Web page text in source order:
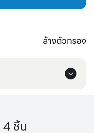
ล้างตัวกรอง
4 ชิ้น